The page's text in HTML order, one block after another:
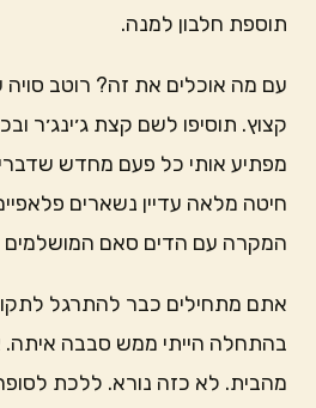
תוספת חלבון למנה.
עם מה אוכלים את זה? רוטב
קצוץ. תוסיפו לשם קצת ג׳ינג׳ר
מפתיע אותי כל פעם מחדש
חיטה מלאה עדיין נשארים
המקרה עם הדים סאם
אתם מתחילים כבר להתרגל
בהתחלה הייתי ממש סבבה איתה.
מהבית. לא כזה נורא. ללכת